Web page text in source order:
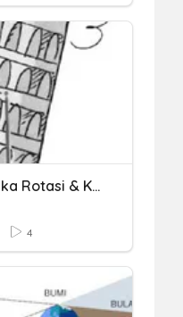
Remedial Dinamika Rotasi & Kesetimbangan Benda Tegar
4